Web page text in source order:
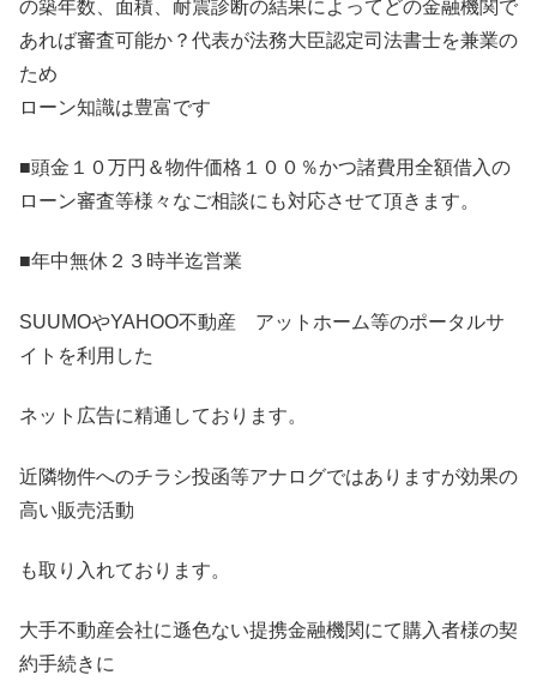
の築年数、面積、耐震診断の結果によってどの金融機関で
あれば審査可能か？代表が法務大臣認定司法書士を兼業の
ため
ローン知識は豊富です
■頭金１０万円＆物件価格１００％かつ諸費用全額借入の
ローン審査等様々なご相談にも対応させて頂きます。
■年中無休２３時半迄営業
SUUMOやYAHOO不動産 アットホーム等のポータルサ
イトを利用した
ネット広告に精通しております。
近隣物件へのチラシ投函等アナログではありますが効果の
高い販売活動
も取り入れております。
大手不動産会社に遜色ない提携金融機関にて購入者様の契
約手続きに